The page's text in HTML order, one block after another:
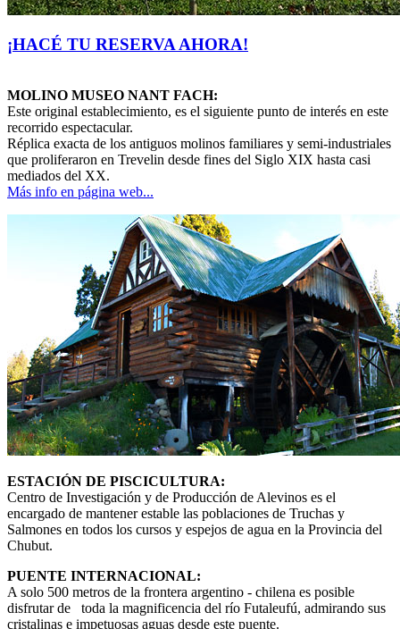
¡HACÉ TU RESERVA AHORA!
MOLINO MUSEO NANT FACH:
Este original establecimiento, es el siguiente punto de interés en este
recorrido espectacular.
Réplica exacta de los antiguos molinos familiares y semi-industriales
que proliferaron en Trevelin desde fines del Siglo XIX hasta casi
mediados del XX.
Más info en página web...
ESTACIÓN DE PISCICULTURA:
Centro de Investigación y de Producción de Alevinos es el
encargado de mantener estable las poblaciones de Truchas y
Salmones en todos los cursos y espejos de agua en la Provincia del
Chubut.
PUENTE INTERNACIONAL:
A solo 500 metros de la frontera argentino - chilena es posible
disfrutar de toda la magnificencia del río Futaleufú, admirando sus
cristalinas e impetuosas aguas desde este puente.